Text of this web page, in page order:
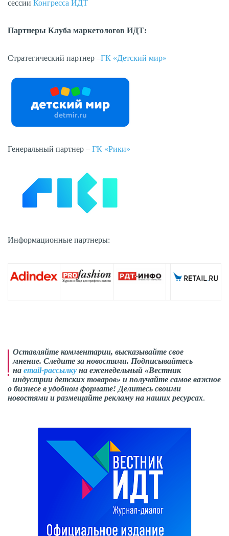
сессии Конгресса ИДТ
Партнеры Клуба маркетологов ИДТ:
Стратегический партнер –ГК «Детский мир»
Генеральный партнер – ГК «Рики»
Информационные партнеры:
Оставляйте комментарии, высказывайте свое
мнение. Следите за новостями. Подписывайтесь
на email-рассылку на еженедельный «Вестник
индустрии детских товаров» и получайте самое важное
о бизнесе в удобном формате! Делитесь своими
новостями и размещайте рекламу на наших ресурсах.